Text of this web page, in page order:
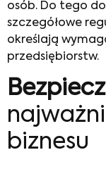
osób. Do tego
szczegółowe
określają
przedsiębiorstw.
biznesu